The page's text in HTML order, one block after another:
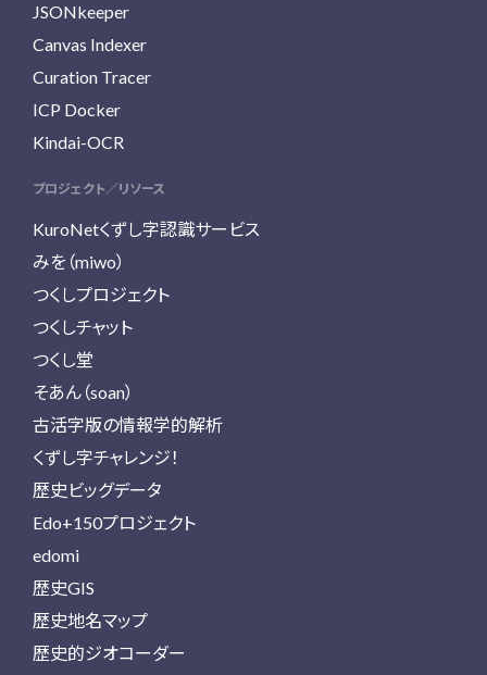
JSONkeeper
Canvas Indexer
Curation Tracer
ICP Docker
Kindai-OCR
プロジェクト／リソース
KuroNetくずし字認識サービス
みを（miwo）
つくしプロジェクト
つくしチャット
つくし堂
そあん（soan）
古活字版の情報学的解析
くずし字チャレンジ！
歴史ビッグデータ
Edo+150プロジェクト
edomi
歴史GIS
歴史地名マップ
歴史的ジオコーダー